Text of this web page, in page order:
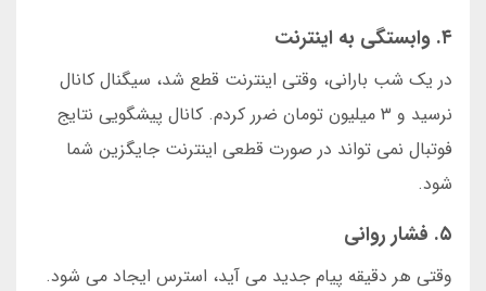
۴. وابستگی به اینترنت
در یک شب بارانی، وقتی اینترنت قطع شد، سیگنال کانال
نرسید و ۳ میلیون تومان ضرر کردم. کانال پیشگویی نتایج
فوتبال نمی تواند در صورت قطعی اینترنت جایگزین شما
شود.
۵. فشار روانی
وقتی هر دقیقه پیام جدید می آید، استرس ایجاد می شود.